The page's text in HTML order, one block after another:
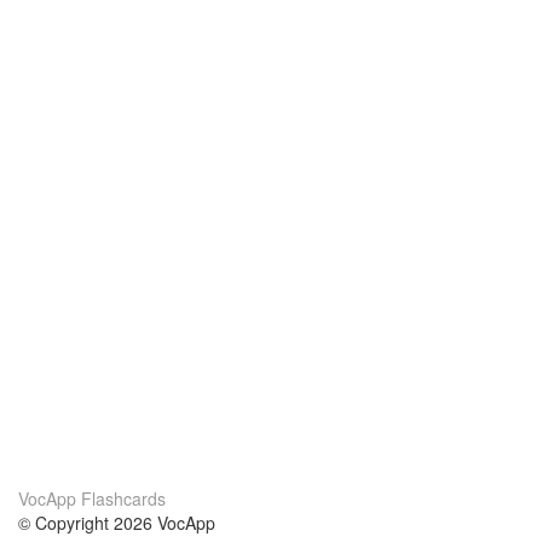
VocApp Flashcards
© Copyright 2026 VocApp